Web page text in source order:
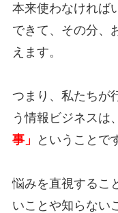
本来使わなければ
できて、その分、
えます。
つまり、私たちが
う情報ビジネスは、
事」
ということで
悩みを直視するこ
いことや知らない